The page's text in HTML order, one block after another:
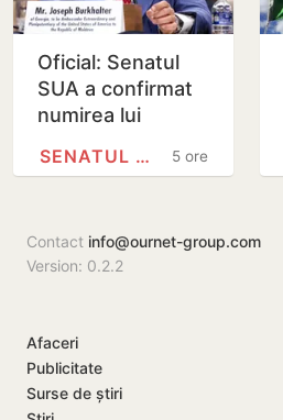
Oficial: Senatul
SUA a confirmat
numirea lui
Burkhalter în
Republica…
5 ore
SENATUL SUA
Contact info@ournet-group.com
Version: 0.2.2
Afaceri
Publicitate
Surse de știri